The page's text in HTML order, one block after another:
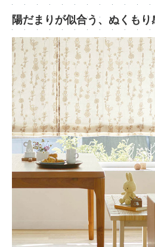
陽だまりが似合う、ぬくもり